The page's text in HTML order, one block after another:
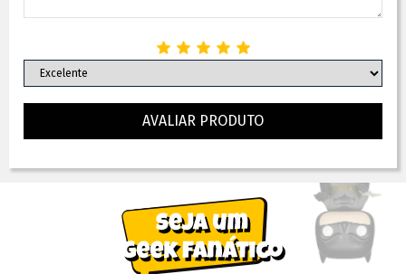
AVALIAR PRODUTO